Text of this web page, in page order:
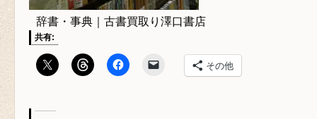
辞書・事典｜古書買取り澤口書店
共有:
その他